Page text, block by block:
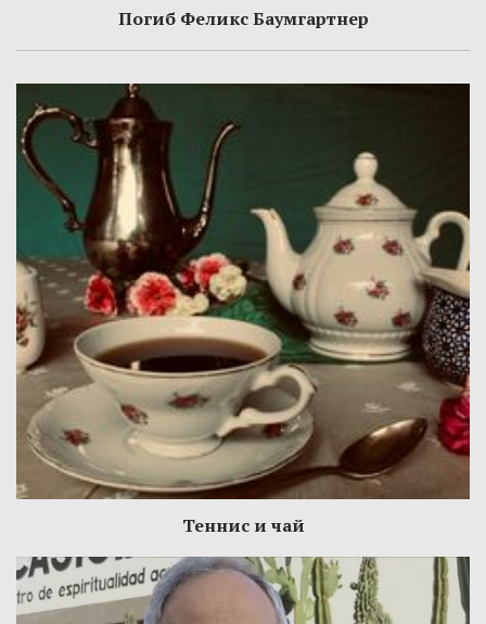
Погиб Феликс Баумгартнер
Теннис и чай